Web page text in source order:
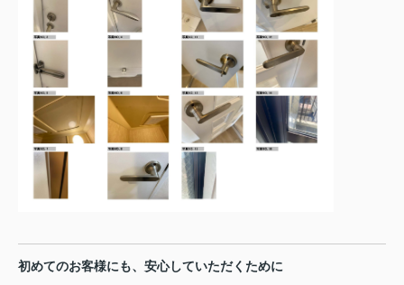
初めてのお客様にも、安心していただくために